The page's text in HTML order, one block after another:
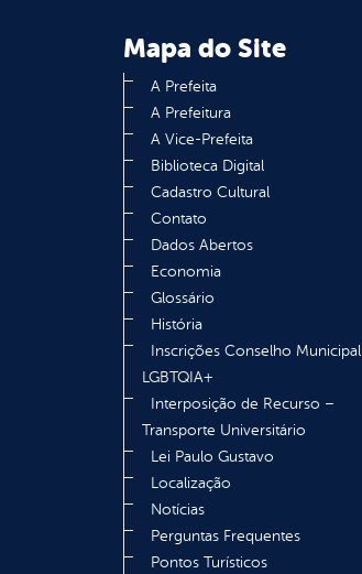
Mapa do Site
A Prefeita
A Prefeitura
A Vice-Prefeita
Biblioteca Digital
Cadastro Cultural
Contato
Dados Abertos
Economia
Glossário
História
Inscrições Conselho Municipal
LGBTQIA+
Interposição de Recurso –
Transporte Universitário
Lei Paulo Gustavo
Localização
Notícias
Perguntas Frequentes
Pontos Turísticos